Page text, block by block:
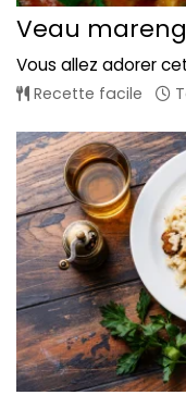
Veau
Vous allez adorer
Recette facile